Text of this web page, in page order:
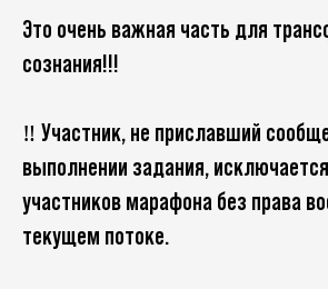
Это очень важная часть для
сознания!!!
‼ Участник, не приславший
выполнении задания,
участников марафона без права
текущем потоке.